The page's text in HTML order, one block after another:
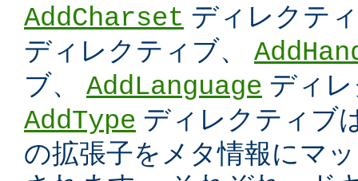
AddCharset ディレクテ
ディレクティブ、
ブ、 AddLanguage ディ
AddType ディレクティブ
の拡張子をメタ情報にマ